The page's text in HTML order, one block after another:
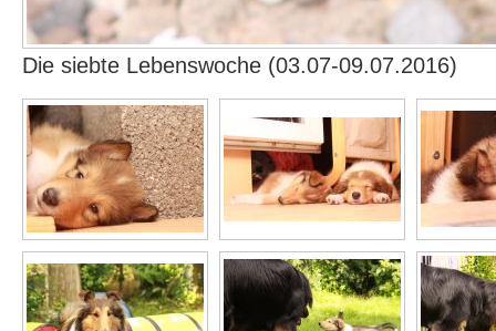
Die siebte Lebenswoche (03.07-09.07.2016)